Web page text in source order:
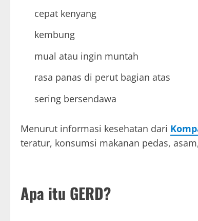
cepat kenyang
kembung
mual atau ingin muntah
rasa panas di perut bagian atas
sering bersendawa
Menurut informasi kesehatan dari
teratur, konsumsi makanan pedas,
Apa itu GERD?